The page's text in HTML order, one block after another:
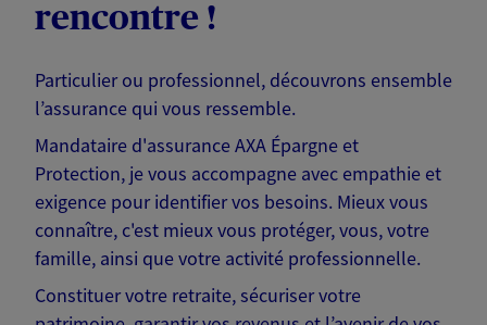
rencontre !
Particulier ou professionnel, découvrons ensemble
l’assurance qui vous ressemble.
Mandataire d'assurance AXA Épargne et
Protection, je vous accompagne avec empathie et
exigence pour identifier vos besoins. Mieux vous
connaître, c'est mieux vous protéger, vous, votre
famille, ainsi que votre activité professionnelle.
Constituer votre retraite, sécuriser votre